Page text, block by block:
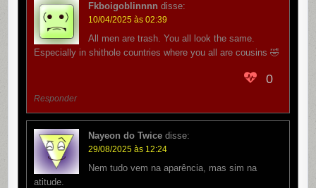
Fkboigoblinnnn disse:
10/04/2025 às 02:39
All men are trash. You all look the same.
Especially in shithole countries where you all are cousins 🤣
0
Responder
Nayeon do Twice disse:
29/08/2025 às 12:24
Nem tudo vem na aparência, mas sim na
atitude.